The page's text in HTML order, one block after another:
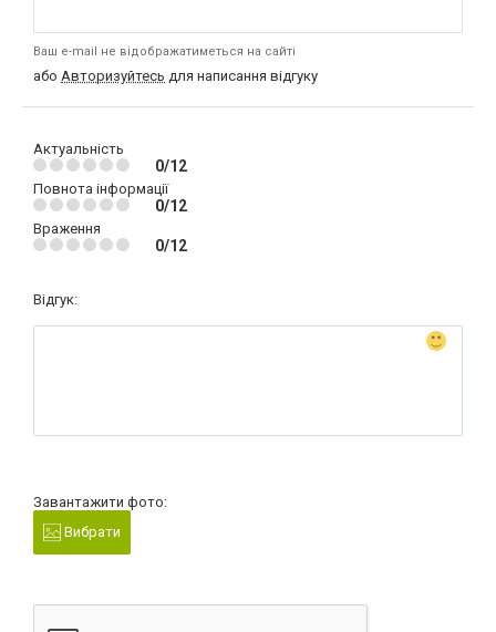
Ваш e-mail не відображатиметься на сайті
або Авторизуйтесь для написання відгуку
Актуальність
0/12
Повнота інформації
0/12
Враження
0/12
Відгук:
Завантажити фото:
Вибрати